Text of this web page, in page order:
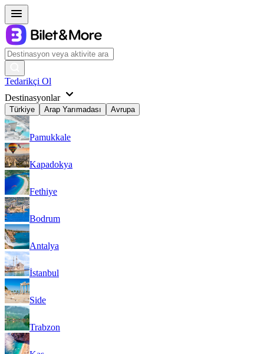
Tedarikçi Ol
Destinasyonlar
Türkiye Arap Yarımadası Avrupa
Pamukkale
Kapadokya
Fethiye
Bodrum
Antalya
İstanbul
Side
Trabzon